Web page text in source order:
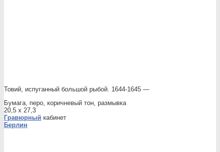
Товий, испуганный большой рыбой. 1644-1645 —
Бумага, перо, коричневый тон, размывка
20,5 x 27,3
Гравюрный кабинет
Берлин